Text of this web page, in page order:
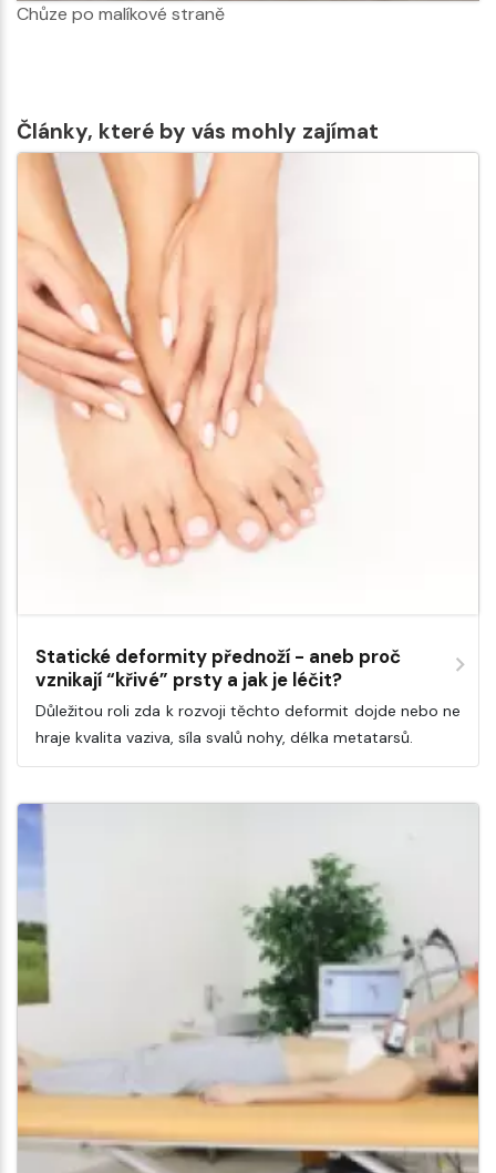
Chůze po malíkové straně
Články, které by vás mohly zajímat
Statické deformity přednoží - aneb proč
vznikají “křivé” prsty a jak je léčit?
Důležitou roli zda k rozvoji těchto deformit dojde nebo ne
hraje kvalita vaziva, síla svalů nohy, délka metatarsů.